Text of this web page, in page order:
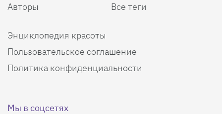
Авторы
Все теги
Энциклопедия красоты
Пользовательское соглашение
Политика конфиденциальности
Мы в соцсетях